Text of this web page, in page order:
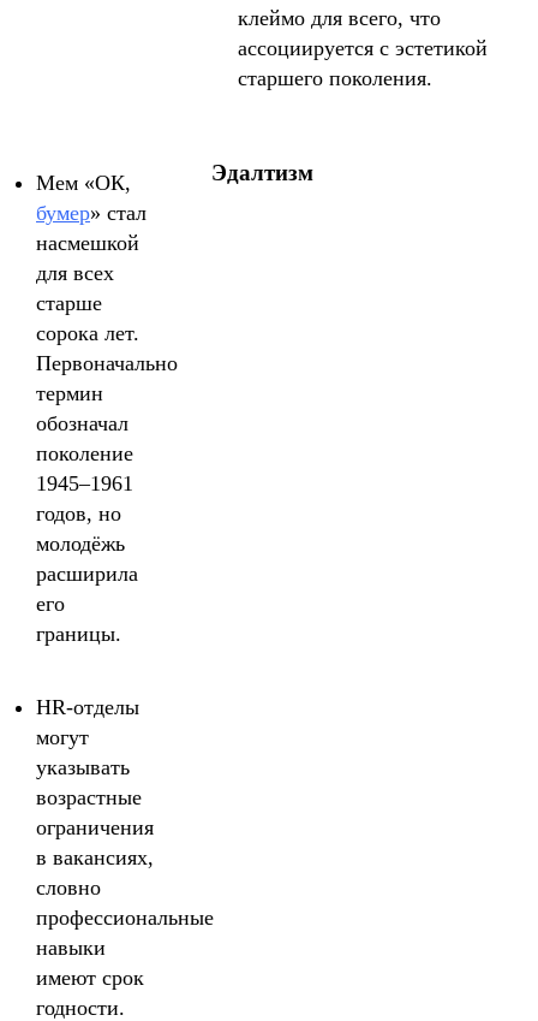
клеймо для всего, что
ассоциируется с эстетикой
старшего поколения.
Мем «ОК,
бумер» стал
насмешкой
для всех
старше
сорока лет.
Первоначально
термин
обозначал
поколение
1945–1961
годов, но
молодёжь
расширила
его
границы.
HR-отделы
могут
указывать
возрастные
ограничения
в вакансиях,
словно
профессиональные
навыки
имеют срок
годности.
Эдалтизм